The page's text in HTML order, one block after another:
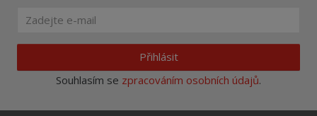
Přihlásit
Souhlasím se zpracováním osobních údajů.